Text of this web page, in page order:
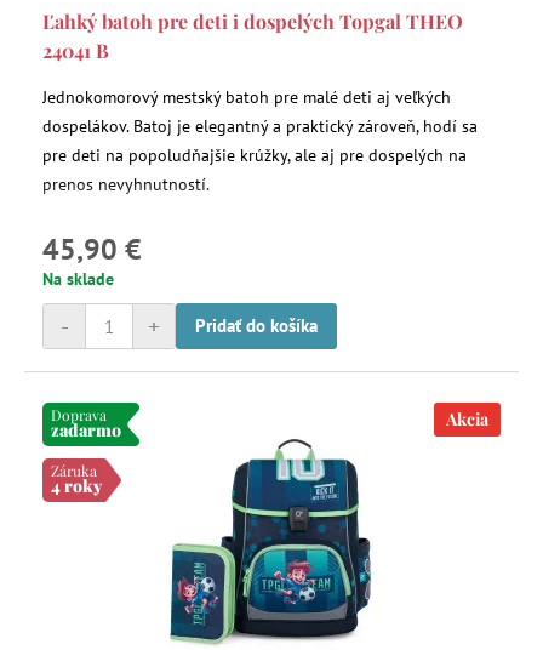
Ľahký batoh pre deti i dospelých Topgal THEO
24041 B
Jednokomorový mestský batoh pre malé deti aj veľkých
dospelákov. Batoj je elegantný a praktický zároveň, hodí sa
pre deti na popoludňajšie krúžky, ale aj pre dospelých na
prenos nevyhnutností.
45,90 €
Na sklade
+
- Pridať do košíka
Doprava
zadarmo
Záruka
4 roky
Akcia